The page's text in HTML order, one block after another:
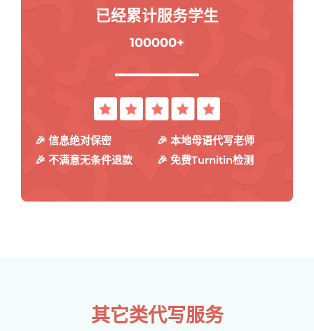
已经累计服务学生
100000+
🎉 信息绝对保密
🎉 本地母语代写老师
🎉 不满意无条件退款
🎉 免费Turnitin检测
其它类代写服务